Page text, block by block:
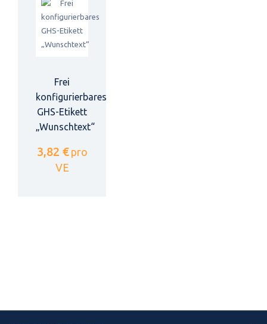
Frei
konfigurierbares
GHS-Etikett
„Wunschtext“
3,82 € pro
VE